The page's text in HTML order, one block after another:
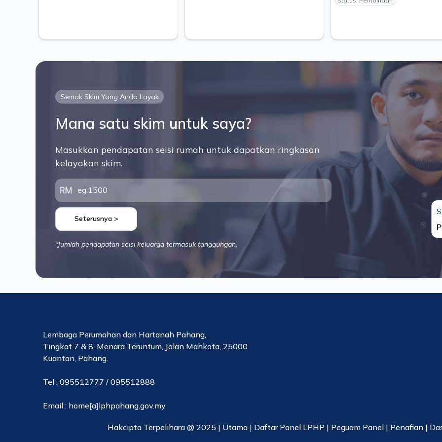
Semak Skim Yang Anda Layak
Mana satu skim untuk saya?
Masukkan pendapatan seisi rumah untuk dapatkan ringkasan
kelayakan skim.
Seterusnya >
*Jumlah pendapatan seisi keluarga termasuk tanggungan.
Lembaga Perumahan dan Hartanah Pahang,
Tingkat 7 & 8, Menara Teruntum, Jalan Mahkota, 25000
Kuantan, Pahang.
Tel : 095512777 / 095512888
Email : home[a]lphpahang.gov.my
Hakcipta Terpelihara @ 2025 | Utama| Daftar Panel LPHP | Peguam Panel| Penafian |